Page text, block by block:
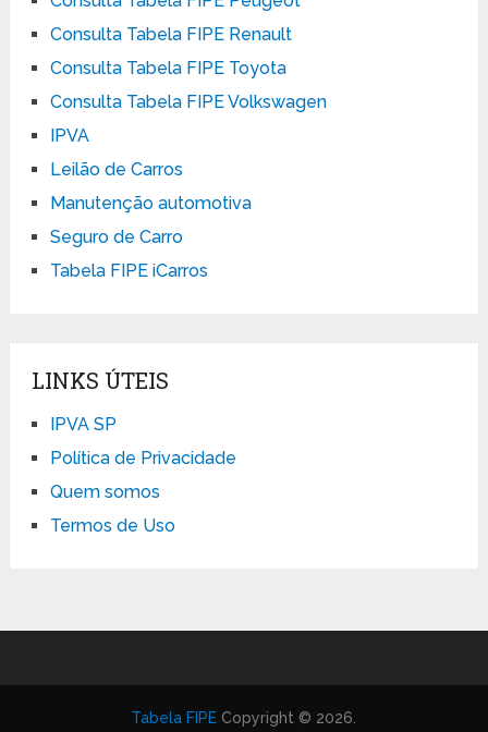
Consulta Tabela FIPE Renault
Consulta Tabela FIPE Toyota
Consulta Tabela FIPE Volkswagen
IPVA
Leilão de Carros
Manutenção automotiva
Seguro de Carro
Tabela FIPE iCarros
LINKS ÚTEIS
IPVA SP
Política de Privacidade
Quem somos
Termos de Uso
Tabela FIPE Copyright © 2026.